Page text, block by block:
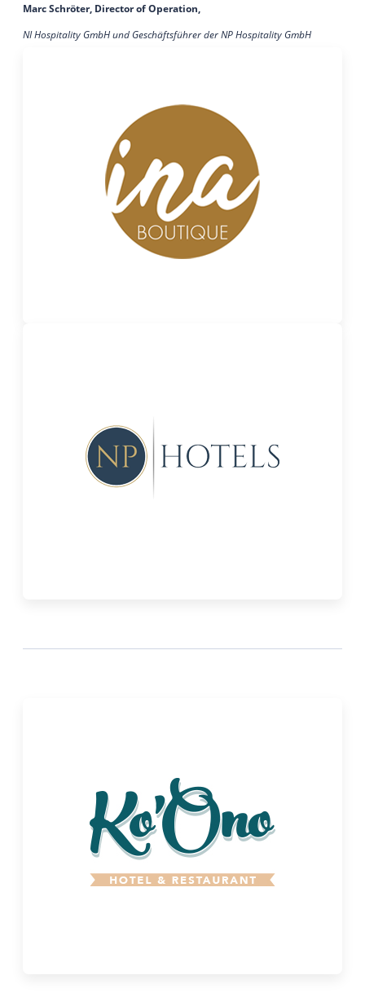
Marc Schröter, Director of Operation,
NI Hospitality GmbH und Geschäftsführer der NP Hospitality GmbH